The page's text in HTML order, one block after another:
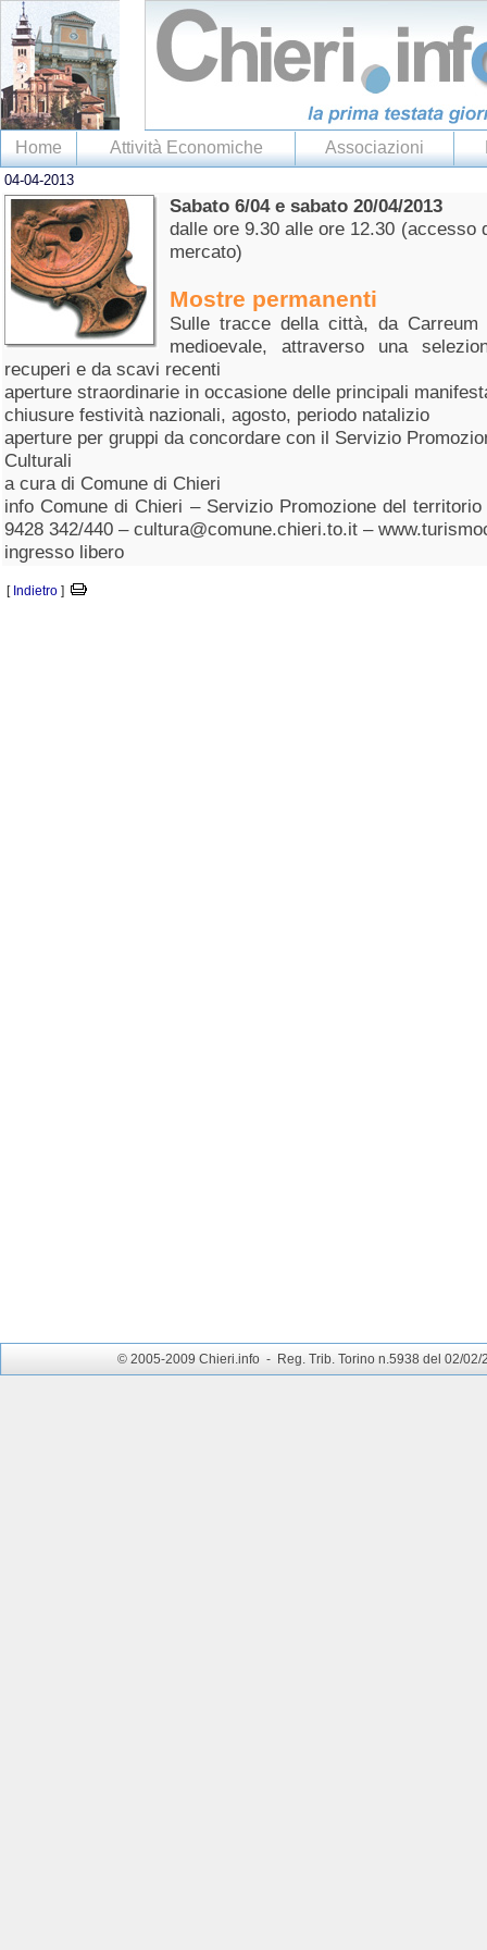
Home Attività Economiche Associazioni
04-04-2013
Sabato 6/04 e sabato 20/04/2013
dalle ore 9.30 alle ore 12.30 (accesso
mercato)
Mostre permanenti
Sulle tracce della città, da
medioevale, attraverso una
recuperi e da scavi recenti
aperture straordinarie in occasione delle principali
chiusure festività nazionali, agosto, periodo natalizio
aperture per gruppi da concordare con il Servizio
Culturali
a cura di Comune di Chieri
info Comune di Chieri – Servizio Promozione del
9428 342/440 – cultura@comune.chieri.to.it –
ingresso libero
[ Indietro ]
© 2005-2009 Chieri.info - Reg. Trib. Torino n.5938 del 02/02/